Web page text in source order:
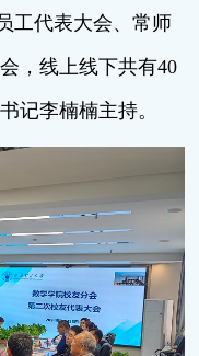
工代表大会、常师
，线上线下共有40
记李楠楠主持。